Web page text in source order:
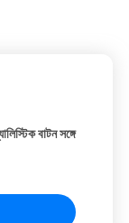
বাটন সঙ্গে